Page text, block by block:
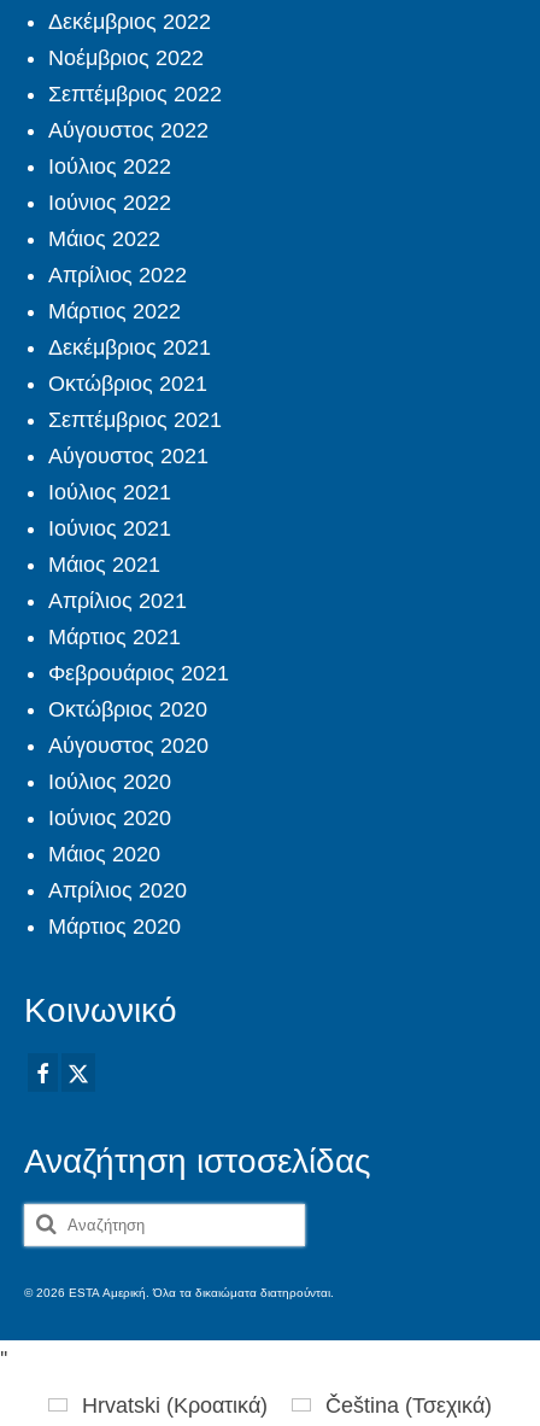
Δεκέμβριος 2022
Νοέμβριος 2022
Σεπτέμβριος 2022
Αύγουστος 2022
Ιούλιος 2022
Ιούνιος 2022
Μάιος 2022
Απρίλιος 2022
Μάρτιος 2022
Δεκέμβριος 2021
Οκτώβριος 2021
Σεπτέμβριος 2021
Αύγουστος 2021
Ιούλιος 2021
Ιούνιος 2021
Μάιος 2021
Απρίλιος 2021
Μάρτιος 2021
Φεβρουάριος 2021
Οκτώβριος 2020
Αύγουστος 2020
Ιούλιος 2020
Ιούνιος 2020
Μάιος 2020
Απρίλιος 2020
Μάρτιος 2020
Κοινωνικό
Αναζήτηση ιστοσελίδας
Αναζήτηση
για:
© 2026 ESTA Αμερική. Όλα τα δικαιώματα διατηρούνται.
''
Hrvatski (Κροατικά) Čeština (Τσεχικά)